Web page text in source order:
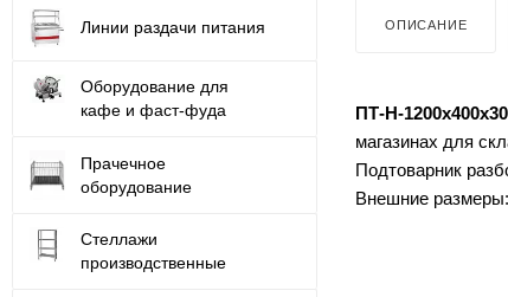
ОПИСАНИЕ
ПТ-Н-
магазинах для
Подтоварник
Внешние
Линии раздачи питания
Оборудование для
кафе и фаст-фуда
Прачечное
оборудование
Стеллажи
производственные